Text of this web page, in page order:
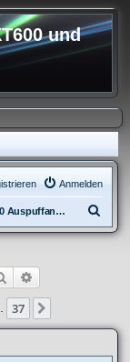
und
Anmelden
XT600 Auspuffanlage
u
Suche
37